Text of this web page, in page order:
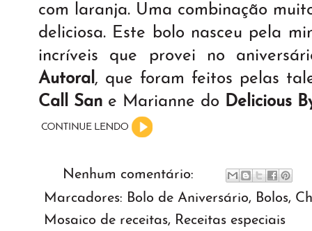
com laranja. Uma combinação
deliciosa. Este bolo nasceu pela
incríveis que provei no
Autoral, que foram feitos pelas
Call San e Marianne do Delicious
Nenhum comentário:
Marcadores: Bolo de Aniversário, Bolos,
Mosaico de receitas, Receitas especiais